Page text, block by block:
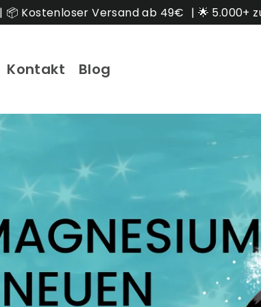
Kostenloser Versand ab 49€ ⁣⁣⁣ | 🌟 5.000+
Kontakt Blog